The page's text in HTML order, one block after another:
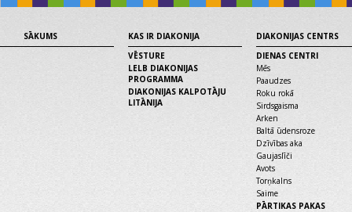
SĀKUMS
KAS IR DIAKONIJA
VĒSTURE
LELB DIAKONIJAS
PROGRAMMA
DIAKONIJAS KALPOTĀJU
LITĀNIJA
DIAKONIJAS CENTRS
DIENAS CENTRI
Mēs
Paaudzes
Roku rokā
Sirdsgaisma
Arken
Baltā ūdensroze
Dzīvības aka
Gaujaslīči
Avots
Torņkalns
Saime
PĀRTIKAS PAKAS